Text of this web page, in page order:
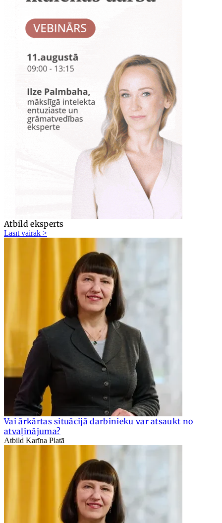
Atbild eksperts
Lasīt vairāk >
Vai ārkārtas situācijā darbinieku var atsaukt no
atvaļinājuma?
Atbild Karīna Platā